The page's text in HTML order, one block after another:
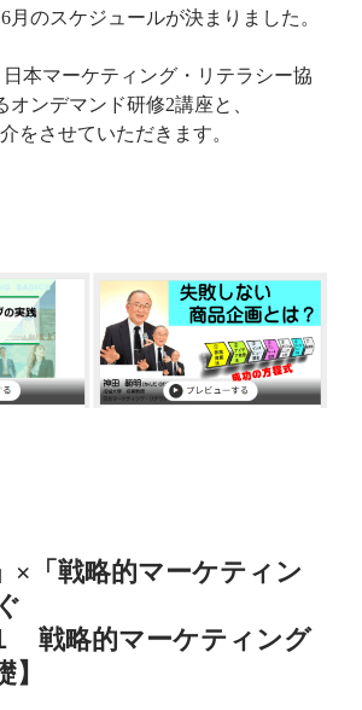
月のスケジュールが決まりました。
本マーケティング・リテラシー協
ンデマンド研修2講座と、
をさせていただきます。
×「戦略的マーケティン
戦略的マーケティング